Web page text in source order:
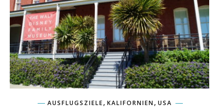
AUSFLUGSZIELE, KALIFORNIEN, USA